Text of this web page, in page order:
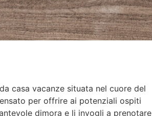
casa vacanze situata nel cuore del
per offrire ai potenziali ospiti
dimora e li invogli a prenotare